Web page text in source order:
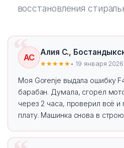
восстановления
АС
Алия С.,
★★★★★ • 19 января 2026
Моя Gorenje выдала ошибку
барабан. Думала, сгорел
через 2 часа, проверил всё
плату. Машинка снова в